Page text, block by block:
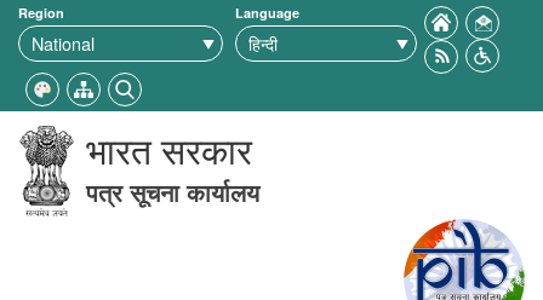
Region Language
भारत सरकार
पत्र सूचना कार्यालय